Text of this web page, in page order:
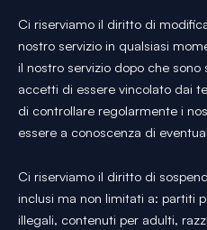
Ci riserviamo il diritto di
nostro servizio in qualsiasi
il nostro servizio dopo che
accetti di essere vincolato dai
di controllare regolarmente i
essere a conoscenza di
Ci riserviamo il diritto di
inclusi ma non limitati a: partiti
illegali, contenuti per adulti,